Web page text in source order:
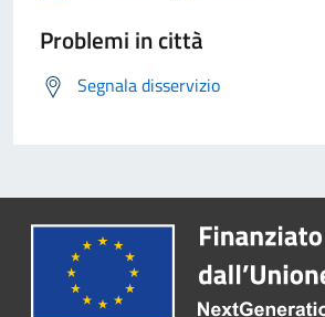
Problemi in città
Segnala disservizio